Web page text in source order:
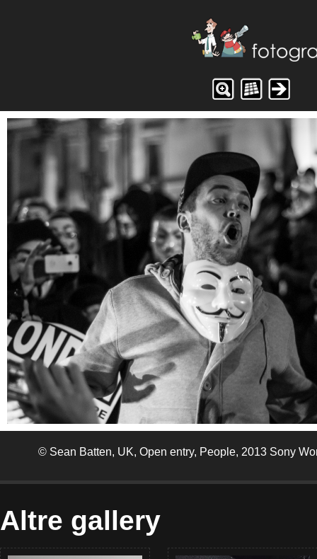
© Sean Batten, UK, Open entry, People, 2013 Sony
Altre gallery